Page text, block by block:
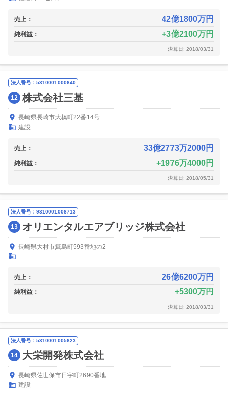
売上： 42億1800万円
純利益： 3億2100万円
決算日: 2018/03/31
法人番号：5310001000640
12 株式会社三基
長崎県長崎市大橋町22番14号
建設
売上： 33億2773万2000円
純利益： 1976万4000円
決算日: 2018/05/31
法人番号：9310001008713
13 オリエンタルエアブリッジ株式会社
長崎県大村市箕島町593番地の2
-
売上： 26億6200万円
純利益： 5300万円
決算日: 2018/03/31
法人番号：5310001005623
14 大栄開発株式会社
長崎県佐世保市日宇町2690番地
建設